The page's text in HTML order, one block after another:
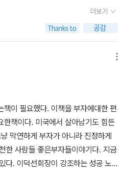
전략(Localization Strategy)의 중
새로운 콘셉트를 중시하는 차별화
다양한 업종으로 사업을 확장해
Strategy), 가격 경쟁력(Pric
성공요인으로 들고 있다. 이러한
인 코리아’가 세계무대에서도 통할
간의 열풍이 아니라, 세계적인 트렌
해 줄 것이다. 현재 자신이 다니고 있
생 직업이 아니라고 생각하는 사람은
이야기에 귀 기울여야 한다. 부산에
서 태어난 함 변호사와 외국 연수
그들은 30세가 넘는 나이에 영어공
만 알면 돼.나한테 필요한 사람이 누
. (비열한 거리 中)'와 통한다. 성공
회장(뉴스타부동산그룹)이 비슷한
물을 뺄 수 있는 만큼 물을 넣고 펌
넣고 펌프질을 하면 열 양동이를 스
를 넣고 펌프질한 것이지요.'
우물에서 물을 뺄려면 '마중물'이 필
것 또한 자신의 결정이다.
의 차이다. 즉 결단의 차이다.할까 말
하기로 했다면 최선을 다하십시오.
로 깊은 강과 높은 산이 겹겹이 들어
가 없는 사람들은 절대 통과 할 수 없
렇게 어렵고 힘든 성공의 자리에 올
고 또 노력하면 그 누가 되었든 간에
. 이는 결국 성공의 자리는 겸허한 자
임없이 노력하는 사람에게는 항상 열
고 좋은 배경을 가지고 있다고 해서
배우고 가난하다고 해서 성공하지
람이든 그만큼의 뼈를 깎는 노력과,
하지 않는 단호한 마음의 자세와 실
라 성공하는 자와 실패하는 자로 분
저마다의 이루고 싶어 하는 소망이 있
더보기
이 필요했다. 이책을 부자에대한 편
한책이다. 미국에서 살아남기도 힘든
막연하게 부자가 아니라 진정하게
사람들 좋은부자들이야기다. 지금
다. 이덕선회장이 강조하는 성공 노